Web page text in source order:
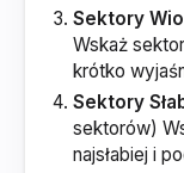
Sektory
Wskaż
krótko
Sektory
sektorów)
najsłabiej i